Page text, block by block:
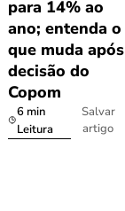
para 14% ao
ano; entenda o
que muda após
decisão do
Copom
6 min
Leitura
Salvar
artigo